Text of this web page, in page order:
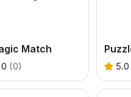
Match
0 (0) 5.0